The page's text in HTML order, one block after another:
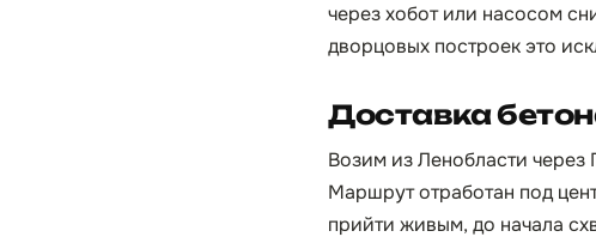
через хобот или насосом
дворцовых построек это
Доставка
Возим из Ленобласти
Маршрут отработан под
прийти живым, до начала